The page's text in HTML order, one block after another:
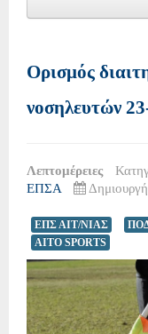
Ορισμός
νοσηλευτών
Λεπτομέρειες
ΕΠΣΑ
ΕΠΣ ΑΙΤ/ΝΙΑΣ
AITO SPORTS